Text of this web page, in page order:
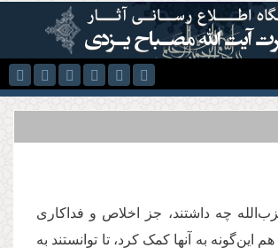
چه داشتند، جز اخلاص و فداکاری
این‌گونه به آنها کمک کرد، تا توانستند به